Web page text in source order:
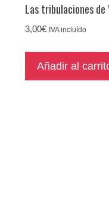
Las tribulaciones
3,00€ IVA incluído
Añadir al